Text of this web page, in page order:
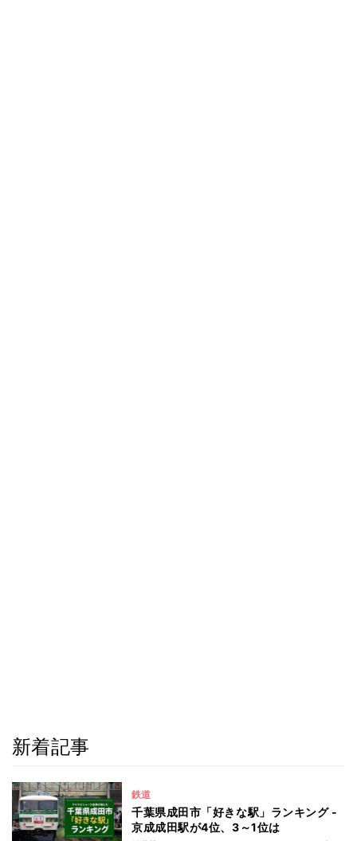
新着記事
鉄道
千葉県成田市「好きな駅」ランキング -
京成成田駅が4位、3～1位は